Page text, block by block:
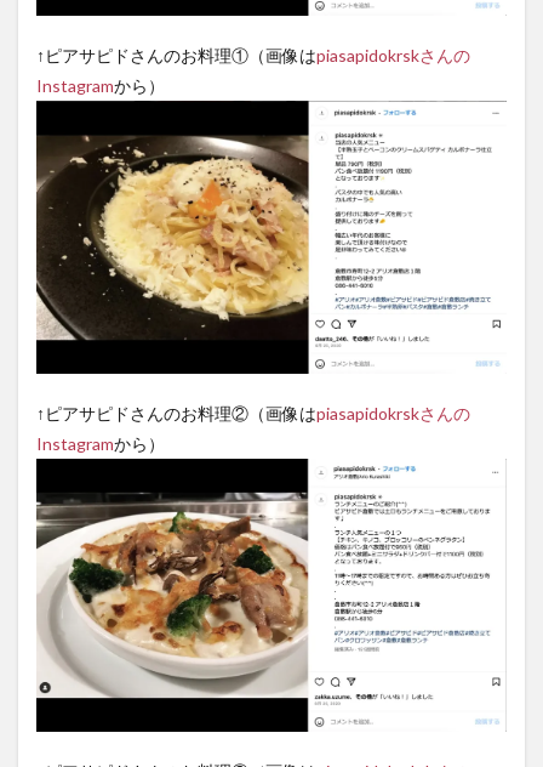
↑ピアサピドさんのお料理①（画像はpiasapidokrskさんの
Instagramから）
↑ピアサピドさんのお料理②（画像はpiasapidokrskさんの
Instagramから）